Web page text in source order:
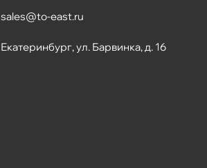
sales@to-east.ru
Екатеринбург, ул. Барвинка, д. 16